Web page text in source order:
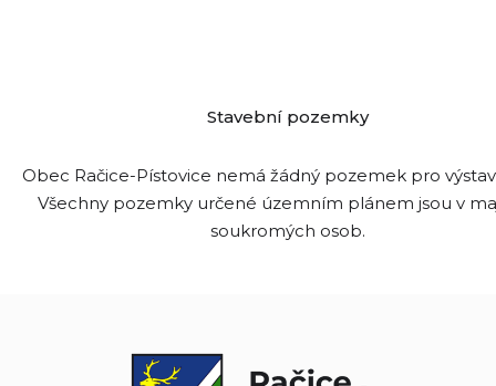
Stavební pozemky
Obec Račice-Pístovice nemá žádný pozemek pro
Všechny pozemky určené územním plánem jsou v
soukromých osob.